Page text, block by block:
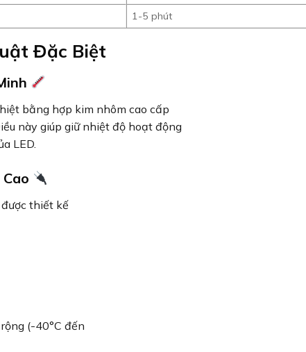
1-5 phút
Đặc Biệt
bằng hợp kim nhôm cao cấp
này giúp giữ nhiệt độ hoạt động
LED.
được thiết kế
(-40°C đến